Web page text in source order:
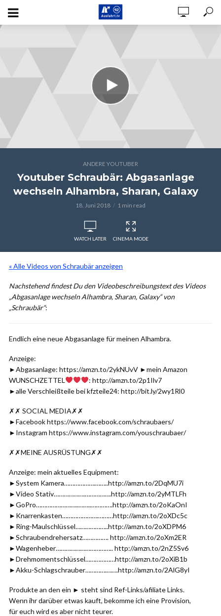
ANDERE YOUTUBER
Youtuber Schraubär: Abgasanlage
wechseln Alhambra, Sharan, Galaxy
18. Juni 2018 1 min read
WATCH LATER CINEMA MODE
« Alle Videos von Schraubär anzeigen
Nachstehend findest Du den Videobeschreibungstext des Videos
„Abgasanlage wechseln Alhambra, Sharan, Galaxy“ von
„Schraubär“:
Endlich eine neue Abgasanlage für meinen Alhambra.
Anzeige:
►Abgasanlage: https://amzn.to/2ykNUvV ►mein Amazon
WUNSCHZETTEL
: http://amzn.to/2p1Ilv7
►alle Verschleißteile bei kfzteile24: http://bit.ly/2wy1Rl0
✗✗ SOCIAL MEDIA✗✗
►Facebook https://www.facebook.com/schraubaers/
►Instagram https://www.instagram.com/youschraubaer/
✗✗MEINE AUSRÜSTUNG✗✗
Anzeige: mein aktuelles Equipment:
►System Kamera……………….……..http://amzn.to/2DqMU7i
►Video Stativ……………….…………….http://amzn.to/2yMTLFh
►GoPro……………………..……..………….http://amzn.to/2oKaOnI
►Knarrenkasten………………….………http://amzn.to/2oXDc5c
►Ring-Maulschlüssel………………..http://amzn.to/2oXDPM6
►Schraubendrehersatz……………. http://amzn.to/2oXm2ER
►Wagenheber…………………………….. http://amzn.to/2nZ5Sv6
►Drehmomentschlüssel………………http://amzn.to/2oXiB1b
►Akku-Schlagschrauber………….…….http://amzn.to/2AlG8yI
Produkte an den ein ► steht sind Ref-Links/afiliate Links.
Wenn ihr darüber etwas kauft, bekomme ich eine Provision,
für euch wird es aber nicht teurer.